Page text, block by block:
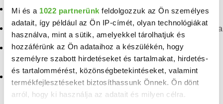
Mi és a 1022 partnerünk feldolgozzuk az Ön személyes
adatait, így például az Ön IP-címét, olyan technológiákat
használva, mint a sütik, amelyekkel tárolhatjuk és
hozzáférünk az Ön adataihoz a készülékén, hogy
személyre szabott hirdetéseket és tartalmakat, hirdetés-
és tartalommérést, közönségbetekintéseket, valamint
termékfejlesztéseket biztosíthassunk Önnek. Ön dönt
arról, hogy ki használja az adatait és milyen célra.
Eladó telek Gyula
Eladó nyaraló Gyula
Eladó mezogazdasagi
ingatlan Gyula
Eladó telek, nyaraló,
mezogazdasagi ingatlan
Gyula
Eladó ingatlan Méhkerék
Eladó ingatlan Békéscsaba
Eladó ingatlan
Balatonalmádi
Eladó ingatlan
Magyarbánhegyes